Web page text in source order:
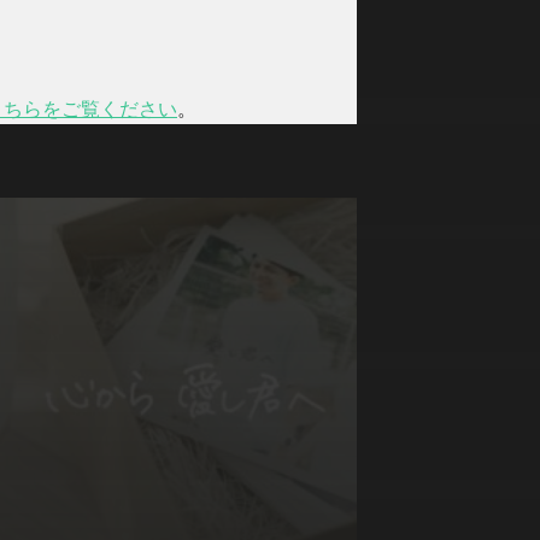
らをご覧ください。